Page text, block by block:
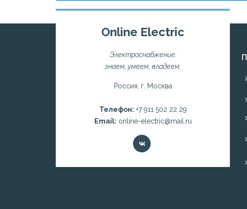
Online Electric
Электроснабжение:
знаем, умеем, владеем.
Россия, г. Москва
Телефон: +7 911 502 22 29
Email: online-electric@mail.ru